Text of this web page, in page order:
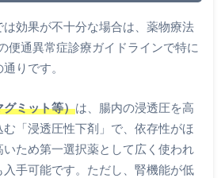
効果が不十分な場合は、薬物療法
便通異常症診療ガイドラインで特に
りです。
グミット等）は、腸内の浸透圧を高
「浸透圧性下剤」で、依存性がほ
ため第一選択薬として広く使われ
入手可能です。ただし、腎機能が低